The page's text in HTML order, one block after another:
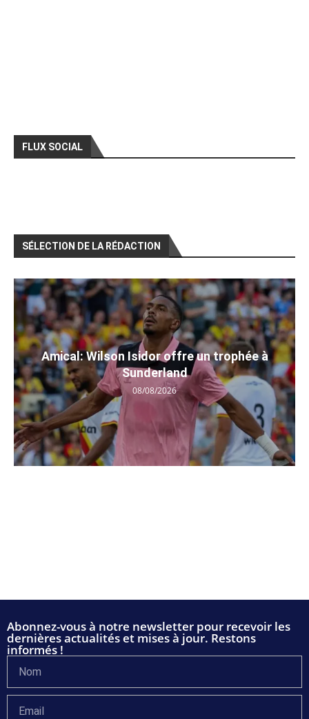
FLUX SOCIAL
SÉLECTION DE LA RÉDACTION
Amical: Wilson Isidor offre un trophée à
Sunderland
08/08/2026
Abonnez-vous à notre newsletter pour recevoir les
dernières actualités et mises à jour. Restons
informés !